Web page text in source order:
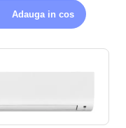
Adauga in cos